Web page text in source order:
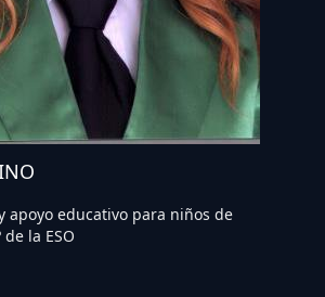
apoyo educativo para niños de
la ESO